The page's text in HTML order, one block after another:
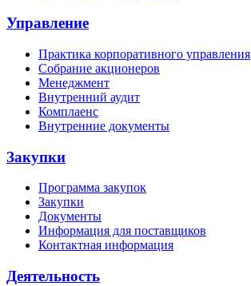
Управление
Практика корпоративного управления
Собрание акционеров
Менеджмент
Внутренний аудит
Комплаенс
Внутренние документы
Закупки
Программа закупок
Закупки
Документы
Информация для поставщиков
Контактная информация
Деятельность